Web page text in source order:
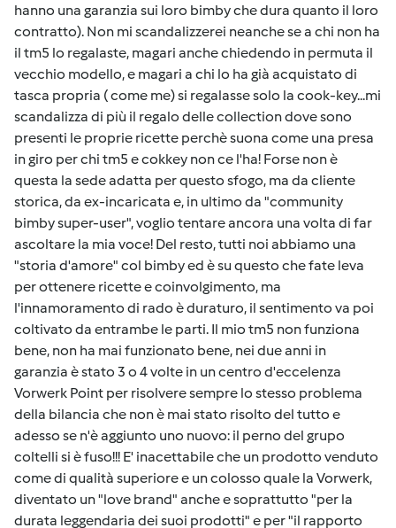
hanno una garanzia sui loro bimby che dura quanto il loro
contratto). Non mi scandalizzerei neanche se a chi non ha
il tm5 lo regalaste, magari anche chiedendo in permuta il
vecchio modello, e magari a chi lo ha già acquistato di
tasca propria ( come me) si regalasse solo la cook-key...mi
scandalizza di più il regalo delle collection dove sono
presenti le proprie ricette perchè suona come una presa
in giro per chi tm5 e cokkey non ce l'ha! Forse non è
questa la sede adatta per questo sfogo, ma da cliente
storica, da ex-incaricata e, in ultimo da "community
bimby super-user", voglio tentare ancora una volta di far
ascoltare la mia voce! Del resto, tutti noi abbiamo una
"storia d'amore" col bimby ed è su questo che fate leva
per ottenere ricette e coinvolgimento, ma
l'innamoramento di rado è duraturo, il sentimento va poi
coltivato da entrambe le parti. Il mio tm5 non funziona
bene, non ha mai funzionato bene, nei due anni in
garanzia è stato 3 o 4 volte in un centro d'eccelenza
Vorwerk Point per risolvere sempre lo stesso problema
della bilancia che non è mai stato risolto del tutto e
adesso se n'è aggiunto uno nuovo: il perno del grupo
coltelli si è fuso!!! E' inacettabile che un prodotto venduto
come di qualità superiore e un colosso quale la Vorwerk,
diventato un "love brand" anche e soprattutto "per la
durata leggendaria dei suoi prodotti" e per "il rapporto